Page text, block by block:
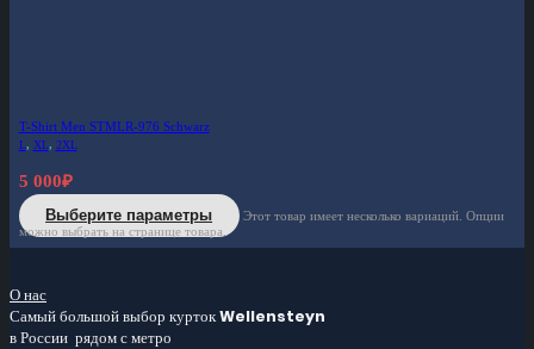
T-Shirt Men STMLR-976 Schwarz
L, XL, 2XL
5 000₽
Выберите параметры
Этот товар имеет несколько вариаций. Опции
можно выбрать на странице товара.
О нас
Самый большойвыбор куртокWellensteyn
в России рядом с метро